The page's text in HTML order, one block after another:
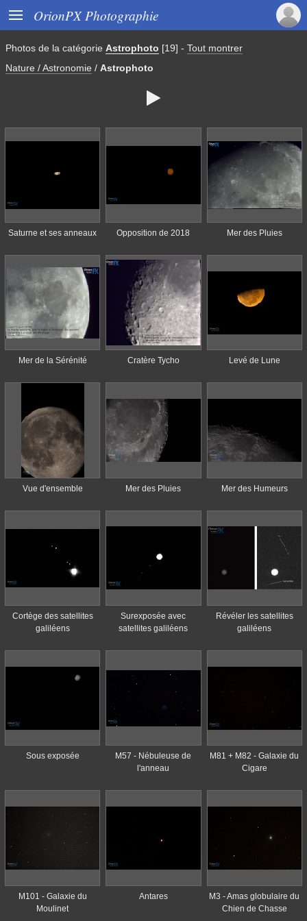
 OrionPX Photographie
Photos de la catégorie Astrophoto [19] - Tout montrer
Nature / Astronomie / Astrophoto

Saturne et ses anneaux Opposition de 2018 Mer des Pluies
Mer de la Sérénité Cratère Tycho Levé de Lune
Vue d'ensemble Mer des Pluies Mer des Humeurs
Cortège des satellites
galiléens
Surexposée avec
satellites galiléens
Révéler les satellites
galiléens
Sous exposée
M57 - Nébuleuse de
l'anneau
M81 + M82 - Galaxie du
Cigare
M101 - Galaxie du
Moulinet
Antares
M3 - Amas globulaire du
Chien de Chasse